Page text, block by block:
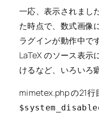
一応、表示されま
た時点で、数式画像
ラグインが動作中で
LaTeX のソース表示
けるなど、いろいろ
mimetex.php の21行